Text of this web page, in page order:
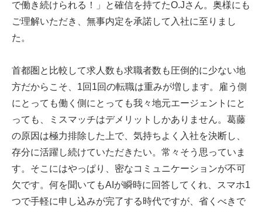
で働き続けられる！」と確信を持てたO.Jさん。奥様にも
ご理解いただき、無事内定を承諾して入社に至りまし
た。
首都圏と比較して求人数も求職者数も圧倒的に少ない地
方だからこそ、1回1回の転職は重みが増します。雇う側
にとっても働く側にとっても我々地元エージェントにと
っても、ミスマッチはデメリットしかありません。葛藤
の原因は極力排除した上で、気持ちよく入社を決断し、
存分に活躍し続けていただきたい。常々そう思っていま
す。そこにはやっぱり、密なコミュニケーションが不可
欠です。何を聞いてもAIが瞬時に回答してくれ、スマホ1
つで手軽に申し込みが完了する時代ですが、省くべきで